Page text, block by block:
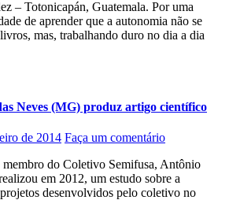
– Totonicapán, Guatemala. Por uma
de aprender que a autonomia não se
mas, trabalhando duro no dia a dia
Neves (MG) produz artigo científico
de 2014 Faça um comentário
do Coletivo Semifusa, Antônio
em 2012, um estudo sobre a
desenvolvidos pelo coletivo no